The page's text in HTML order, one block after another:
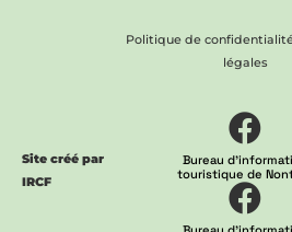
Site créé par
IRCF
Politique de
légales
Bureau
touristique de